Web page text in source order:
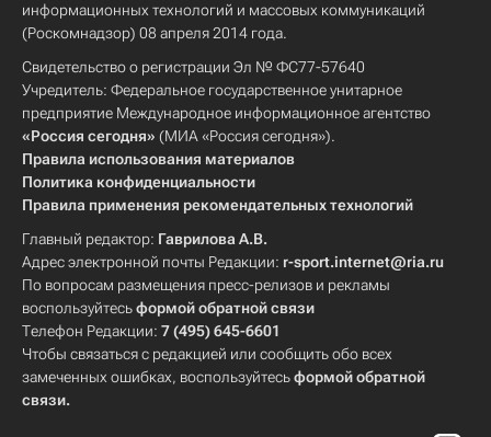
информационных технологий и массовых коммуникаций
(Роскомнадзор) 08 апреля 2014 года.
Свидетельство о регистрации Эл № ФС77-57640
Учредитель: Федеральное государственное унитарное
предприятие Международное информационное агентство
«Россия сегодня» (МИА «Россия сегодня»).
Правила использования материалов
Политика конфиденциальности
Правила применения рекомендательных технологий
Главный редактор: Гаврилова А.В.
Адрес электронной почты Редакции: r-sport.internet@ria.ru
По вопросам размещения пресс-релизов и рекламы
воспользуйтесьформой обратной связи
Телефон Редакции: 7 (495) 645-6601
Чтобы связаться с редакцией или сообщить обо всех
замеченных ошибках, воспользуйтесьформой обратной
связи.